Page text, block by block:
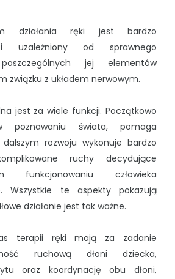
działania ręki jest bardzo
i uzależniony od sprawnego
jej elementów
związku z układem nerwowym.
jest za wiele funkcji. Początkowo
poznawaniu świata, pomaga
rozwoju wykonuje bardzo
ruchy decydujące
funkcjonowaniu człowieka
Wszystkie te aspekty pokazują
działanie jest tak ważne.
terapii ręki mają za zadanie
ruchową dłoni dziecka,
oraz koordynację obu dłoni,